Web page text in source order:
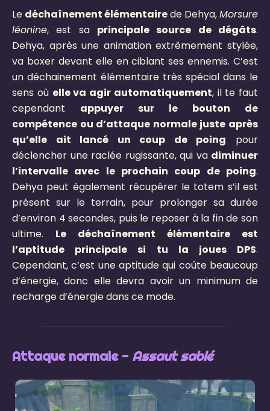
Le déchaînement élémentairede Dehya,Morsure
léonine, est sa principale source de dégâts.
Dehya, après une animation extrêmement stylée,
va boxer devant elle en ciblant ses ennemis. C’est
un déchainement élémentaire très spécial dans le
sens où elle va agir automatiquement, il te faut
cependant appuyer sur le bouton de
compétence ou d’attaque normale juste après
qu’elle ait lancé un coup de poing pour
déclencher une raclée rugissante, qui va diminuer
l’intervalle avec le prochain coup de poing.
Dehya peut également récupérer le totem s’il est
présent sur le terrain, pour prolonger sa durée
d’environ 4 secondes, puis le reposer à la fin de son
ultime. Le déchaînement élémentaire est
l’aptitude principale si tu la joues DPS.
Cependant, c’est une aptitude qui coûte beaucoup
d’énergie, donc elle devra avoir un minimum de
recharge d’énergie dans ce mode.
Attaque normale - Assaut sablé